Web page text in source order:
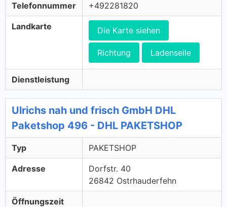
Telefonnummer +492281820
Landkarte Die Karte siehen
Richtung Ladenseile
Dienstleistung
Ulrichs nah und frisch GmbH DHL
Paketshop 496 - DHL PAKETSHOP
Typ PAKETSHOP
Adresse
Dorfstr. 40
26842 Ostrhauderfehn
Öffnungszeit